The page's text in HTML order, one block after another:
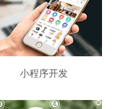
小程序开发